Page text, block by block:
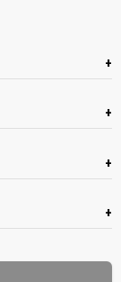
+
+
+
+